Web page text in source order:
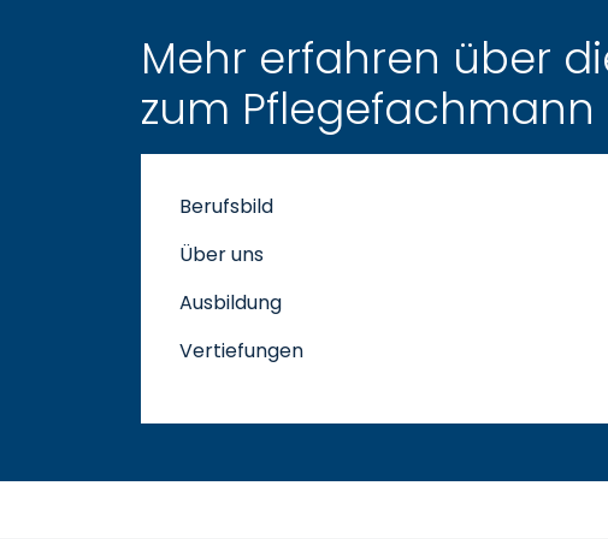
Mehr erfahren über
zum Pflegefachmann
Berufsbild
Über uns
Ausbildung
Vertiefungen